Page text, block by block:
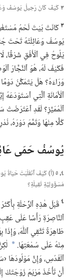
٣كَيْفَ كَانَ رَحِيلُ يُوسُفَ
٣كَانَتْ بَيْتَ لَحْمُ
يُوسُفُ وَعَائِلَتُهُ تَحْتَ
يَلُوحُ فِي ٱلْأُفُقِ
فَكَيْفَ لَهُ،‏ هُوَ ٱلنَّجَّارَ
وَرَاءَهُ؟‏ هَلْ يَتَمَكَّنُ
ٱلْأَمَانَةِ ٱلَّتِي ٱسْتَوْدَعَهُ
ٱلْمُمَيَّزِ؟‏ لَقَدِ
كُلًّا مِنْهَا وَتَمَّمَ دَوْرَهُ،‏
يُوسُفُ حَمَى
٤،‏ ٥
(‏أ)‏ كَيْفَ ٱنْقَلَبَتْ
مَسْؤُولِيَّةٍ ثَقِيلَةٍ؟‏
٤ قَبْلَ هٰذِهِ ٱلرِّحْلَةِ
ٱلنَّاصِرَةِ رَأْسًا عَلَى
طَاهِرَةً تَتَّقِي ٱللّٰهَ،‏
مِنْهُ عَلَى سُمْعَتِهَا.‏ a
ٱلْقُدُسِ،‏ وَإِنَّ مَوْلُودَهَا
أَنْ تَأْخُذَ مَرْيَمَ